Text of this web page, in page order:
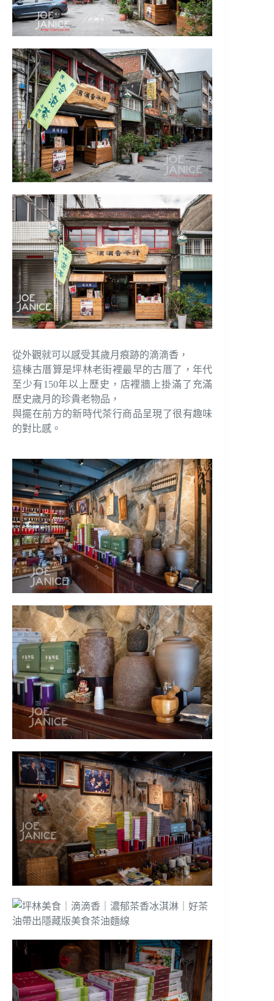
從外觀就可以感受其歲月痕跡的滴滴香，
這棟古厝算是坪林老街裡最早的古厝了，年代
至少有150年以上歷史，店裡牆上掛滿了充滿
歷史歲月的珍貴老物品，
與擺在前方的新時代茶行商品呈現了很有趣味
的對比感。